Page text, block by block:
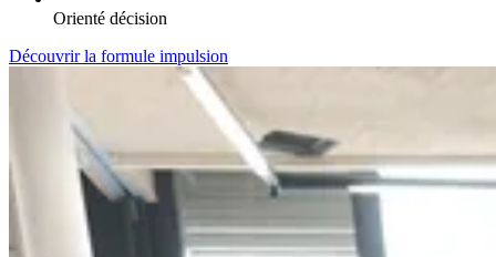
Orienté décision
Découvrir la formule impulsion